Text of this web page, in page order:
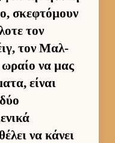
σκεφτόμουν
τον
τον Μαλ­
να μας
εί­ναι
να κάνει